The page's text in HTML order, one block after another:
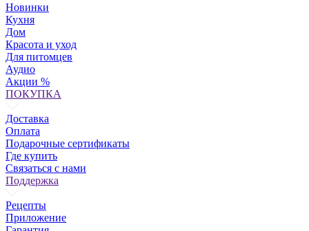
Новинки
Кухня
Дом
Красота и уход
Для питомцев
Аудио
Акции %
ПОКУПКА
Доставка
Оплата
Подарочные сертификаты
Где купить
Связаться с нами
Поддержка
Рецепты
Приложение